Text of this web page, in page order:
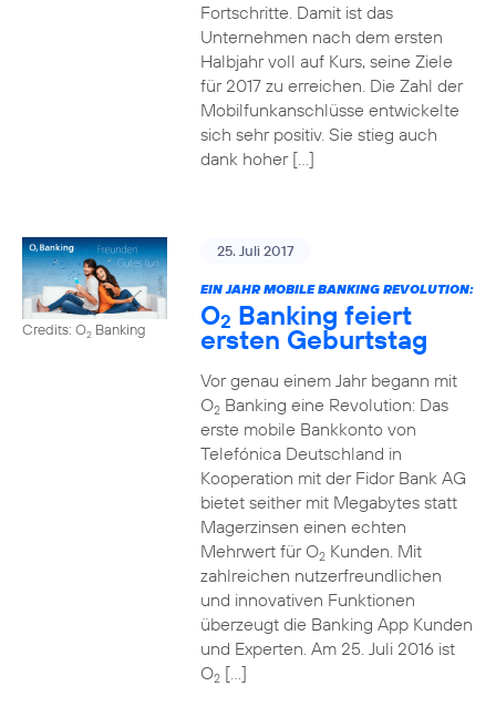
Fortschritte. Damit ist das
Unternehmen nach dem ersten
Halbjahr voll auf Kurs, seine Ziele
für 2017 zu erreichen. Die Zahl der
Mobilfunkanschlüsse entwickelte
sich sehr positiv. Sie stieg auch
dank hoher […]
Credits: O2 Banking
25. Juli 2017
EIN JAHR MOBILE BANKING REVOLUTION:
O2 Banking feiert
ersten Geburtstag
Vor genau einem Jahr begann mit
O2Banking eine Revolution: Das
erste mobile Bankkonto von
Telefónica Deutschland in
Kooperation mit der Fidor Bank AG
bietet seither mit Megabytes statt
Magerzinsen einen echten
Mehrwert für O2Kunden. Mit
zahlreichen nutzerfreundlichen
und innovativen Funktionen
überzeugt die Banking App Kunden
und Experten. Am 25. Juli 2016 ist
O2[…]